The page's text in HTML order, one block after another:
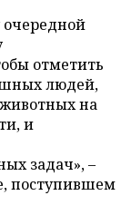
отметить
людей,
на
и
задач», –
поступившем